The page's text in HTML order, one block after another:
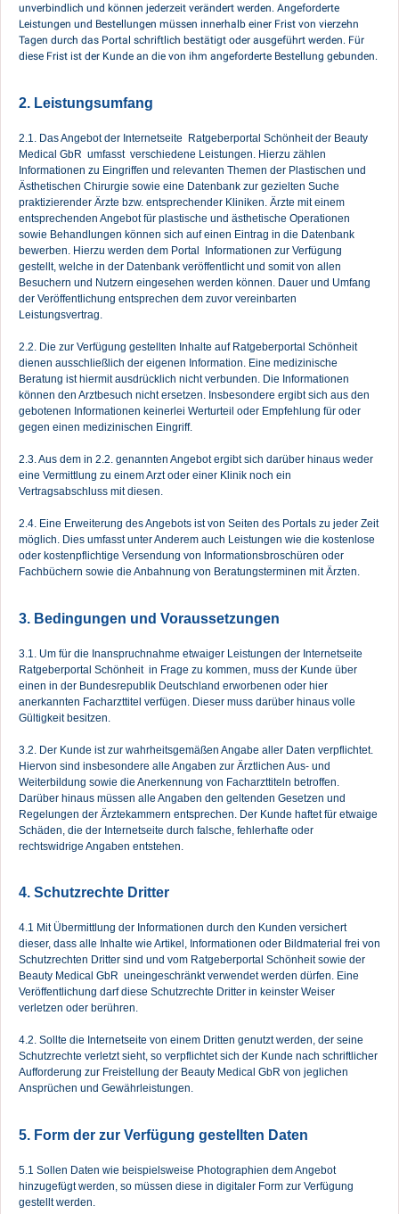
unverbindlich und können jederzeit verändert werden. Angeforderte
Leistungen und Bestellungen müssen innerhalb einer Frist von vierzehn
Tagen durch das Portal schriftlich bestätigt oder ausgeführt werden. Für
diese Frist ist der Kunde an die von ihm angeforderte Bestellung gebunden.
2. Leistungsumfang
2.1. Das Angebot der Internetseite Ratgeberportal Schönheit der Beauty
Medical GbR umfasst verschiedene Leistungen. Hierzu zählen
Informationen zu Eingriffen und relevanten Themen der Plastischen und
Ästhetischen Chirurgie sowie eine Datenbank zur gezielten Suche
praktizierender Ärzte bzw. entsprechender Kliniken. Ärzte mit einem
entsprechenden Angebot für plastische und ästhetische Operationen
sowie Behandlungen können sich auf einen Eintrag in die Datenbank
bewerben. Hierzu werden dem Portal Informationen zur Verfügung
gestellt, welche in der Datenbank veröffentlicht und somit von allen
Besuchern und Nutzern eingesehen werden können. Dauer und Umfang
der Veröffentlichung entsprechen dem zuvor vereinbarten
Leistungsvertrag.
2.2. Die zur Verfügung gestellten Inhalte auf Ratgeberportal Schönheit
dienen ausschließlich der eigenen Information. Eine medizinische
Beratung ist hiermit ausdrücklich nicht verbunden. Die Informationen
können den Arztbesuch nicht ersetzen. Insbesondere ergibt sich aus den
gebotenen Informationen keinerlei Werturteil oder Empfehlung für oder
gegen einen medizinischen Eingriff.
2.3. Aus dem in 2.2. genannten Angebot ergibt sich darüber hinaus weder
eine Vermittlung zu einem Arzt oder einer Klinik noch ein
Vertragsabschluss mit diesen.
2.4. Eine Erweiterung des Angebots ist von Seiten des Portals zu jeder Zeit
möglich. Dies umfasst unter Anderem auch Leistungen wie die kostenlose
oder kostenpflichtige Versendung von Informationsbroschüren oder
Fachbüchern sowie die Anbahnung von Beratungsterminen mit Ärzten.
3. Bedingungen und Voraussetzungen
3.1. Um für die Inanspruchnahme etwaiger Leistungen der Internetseite
Ratgeberportal Schönheit in Frage zu kommen, muss der Kunde über
einen in der Bundesrepublik Deutschland erworbenen oder hier
anerkannten Facharzttitel verfügen. Dieser muss darüber hinaus volle
Gültigkeit besitzen.
3.2. Der Kunde ist zur wahrheitsgemäßen Angabe aller Daten verpflichtet.
Hiervon sind insbesondere alle Angaben zur Ärztlichen Aus- und
Weiterbildung sowie die Anerkennung von Facharzttiteln betroffen.
Darüber hinaus müssen alle Angaben den geltenden Gesetzen und
Regelungen der Ärztekammern entsprechen. Der Kunde haftet für etwaige
Schäden, die der Internetseite durch falsche, fehlerhafte oder
rechtswidrige Angaben entstehen.
4. Schutzrechte Dritter
4.1 Mit Übermittlung der Informationen durch den Kunden versichert
dieser, dass alle Inhalte wie Artikel, Informationen oder Bildmaterial frei von
Schutzrechten Dritter sind und vom Ratgeberportal Schönheit sowie der
Beauty Medical GbR uneingeschränkt verwendet werden dürfen. Eine
Veröffentlichung darf diese Schutzrechte Dritter in keinster Weiser
verletzen oder berühren.
4.2. Sollte die Internetseite von einem Dritten genutzt werden, der seine
Schutzrechte verletzt sieht, so verpflichtet sich der Kunde nach schriftlicher
Aufforderung zur Freistellung der Beauty Medical GbR von jeglichen
Ansprüchen und Gewährleistungen.
5. Form der zur Verfügung gestellten Daten
5.1 Sollen Daten wie beispielsweise Photographien dem Angebot
hinzugefügt werden, so müssen diese in digitaler Form zur Verfügung
gestellt werden.